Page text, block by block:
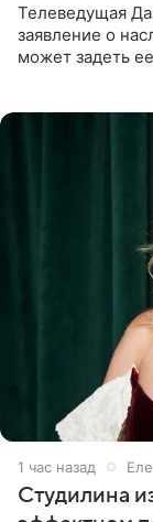
Телеведущая
заявление о
может задеть
1 час назад
Студилина